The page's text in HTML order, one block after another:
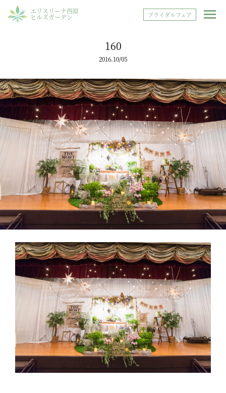
エリスリーナ西原
ヒルズガーデン ブライダルフェア
160
2016.10/05